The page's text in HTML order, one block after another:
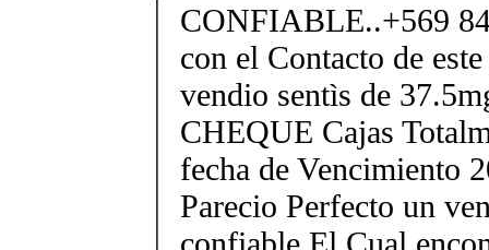
CONFIABLE..+569
con el Contacto de
vendio sentìs de
CHEQUE Cajas
fecha de Vencimiento
Parecio Perfecto un
confiable El Cual